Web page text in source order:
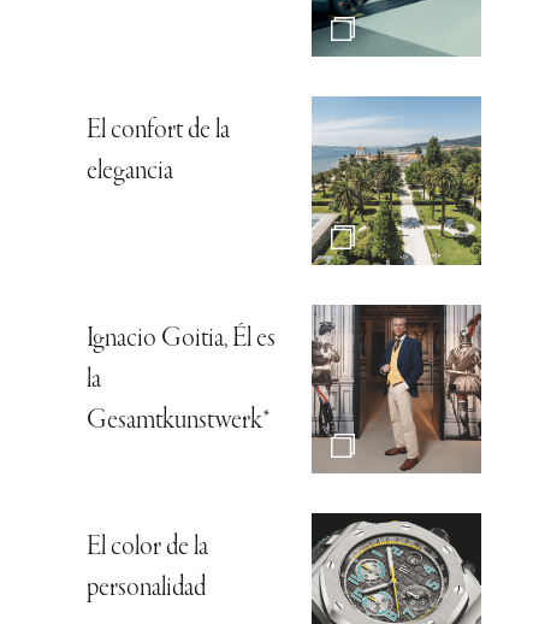
El confort de la
elegancia
Ignacio Goitia, Él es
la
Gesamtkunstwerk*
El color de la
personalidad